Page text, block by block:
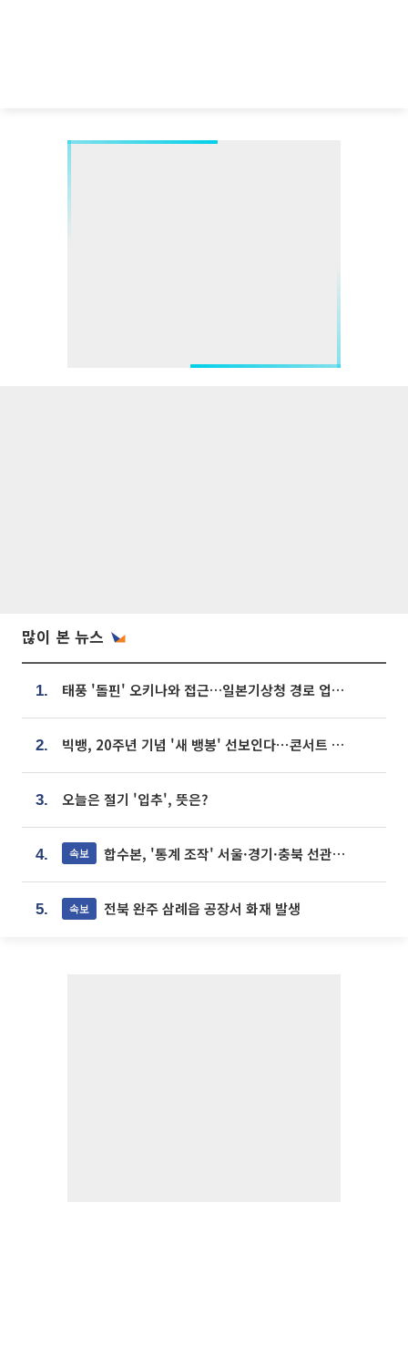
많이 본 뉴스
1. 태풍 '돌핀' 오키나와 접근…일본기상청 경로 업데이트
2. 빅뱅, 20주년 기념 '새 뱅봉' 선보인다⋯콘서트 앞두고 팝업 개최
3. 오늘은 절기 '입추', 뜻은?
4. 속보 합수본, '통계 조작' 서울·경기·충북 선관위 등 추가 압수수색
5. 속보 전북 완주 삼례읍 공장서 화재 발생